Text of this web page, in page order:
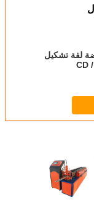
لفة تشكيل